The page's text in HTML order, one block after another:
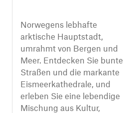
Norwegens lebhafte
arktische Hauptstadt,
umrahmt von Bergen und
Meer. Entdecken Sie bunte
Straßen und die markante
Eismeerkathedrale, und
erleben Sie eine lebendige
Mischung aus Kultur,